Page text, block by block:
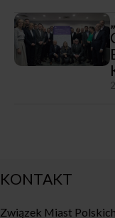
KONTAKT
Związek Miast Polskich